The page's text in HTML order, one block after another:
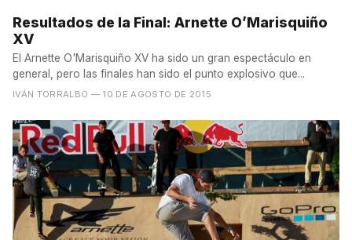
Resultados de la Final: Arnette O’Marisquiño
XV
El Arnette O'Marisquiño XV ha sido un gran espectáculo en
general, pero las finales han sido el punto explosivo que...
IVÁN TORRALBO — 10 DE AGOSTO DE 2015